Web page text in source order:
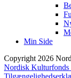
Min Side
Copyright 2026
Nordisk Kulturfonds